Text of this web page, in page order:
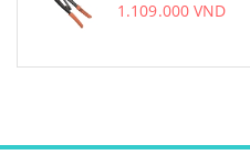
1.109.000 VND